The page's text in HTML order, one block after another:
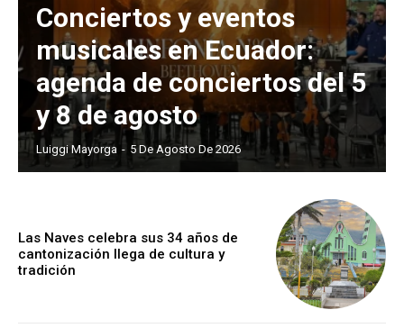
Conciertos y eventos
musicales en Ecuador:
agenda de conciertos del 5
y 8 de agosto
Luiggi Mayorga - 5 De Agosto De 2026
Las Naves celebra sus 34 años de
cantonización llega de cultura y
tradición